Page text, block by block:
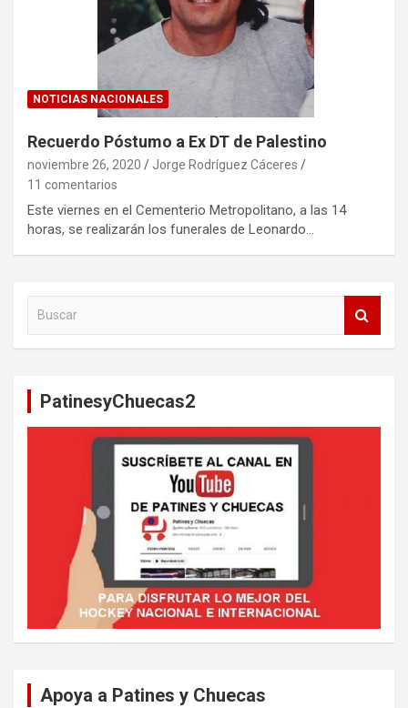
NOTICIAS NACIONALES
Recuerdo Póstumo a Ex DT de Palestino
noviembre 26, 2020
Jorge Rodríguez Cáceres
11 comentarios
Este viernes en el Cementerio Metropolitano, a las 14
horas, se realizarán los funerales de Leonardo…
PatinesyChuecas2
Apoya a Patines y Chuecas